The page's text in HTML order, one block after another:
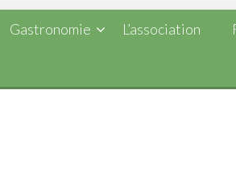
Gastronomie L’association